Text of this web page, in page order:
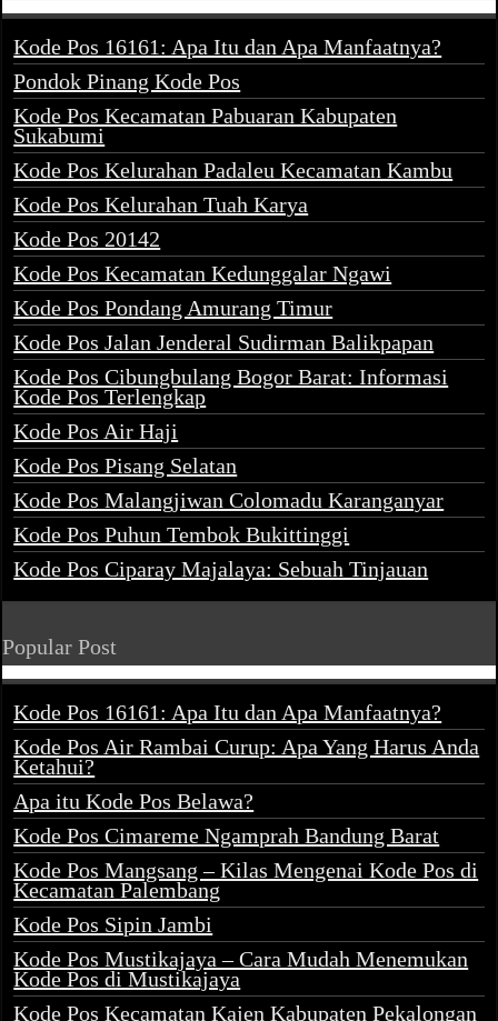
Kode Pos 16161: Apa Itu dan Apa Manfaatnya?
Pondok Pinang Kode Pos
Kode Pos Kecamatan Pabuaran Kabupaten
Sukabumi
Kode Pos Kelurahan Padaleu Kecamatan Kambu
Kode Pos Kelurahan Tuah Karya
Kode Pos 20142
Kode Pos Kecamatan Kedunggalar Ngawi
Kode Pos Pondang Amurang Timur
Kode Pos Jalan Jenderal Sudirman Balikpapan
Kode Pos Cibungbulang Bogor Barat: Informasi
Kode Pos Terlengkap
Kode Pos Air Haji
Kode Pos Pisang Selatan
Kode Pos Malangjiwan Colomadu Karanganyar
Kode Pos Puhun Tembok Bukittinggi
Kode Pos Ciparay Majalaya: Sebuah Tinjauan
Popular Post
Kode Pos 16161: Apa Itu dan Apa Manfaatnya?
Kode Pos Air Rambai Curup: Apa Yang Harus Anda
Ketahui?
Apa itu Kode Pos Belawa?
Kode Pos Cimareme Ngamprah Bandung Barat
Kode Pos Mangsang – Kilas Mengenai Kode Pos di
Kecamatan Palembang
Kode Pos Sipin Jambi
Kode Pos Mustikajaya – Cara Mudah Menemukan
Kode Pos di Mustikajaya
Kode Pos Kecamatan Kajen Kabupaten Pekalongan